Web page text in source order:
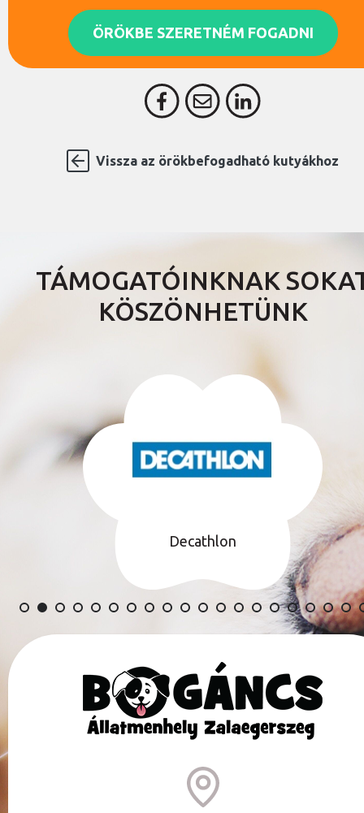
ÖRÖKBE SZERETNÉM FOGADNI
Vissza az örökbefogadható kutyákhoz
TÁMOGATÓINKNAK
KÖSZÖNHETÜNK
Decathlon
TÁMOGATÓINK TELJES LISTÁJA